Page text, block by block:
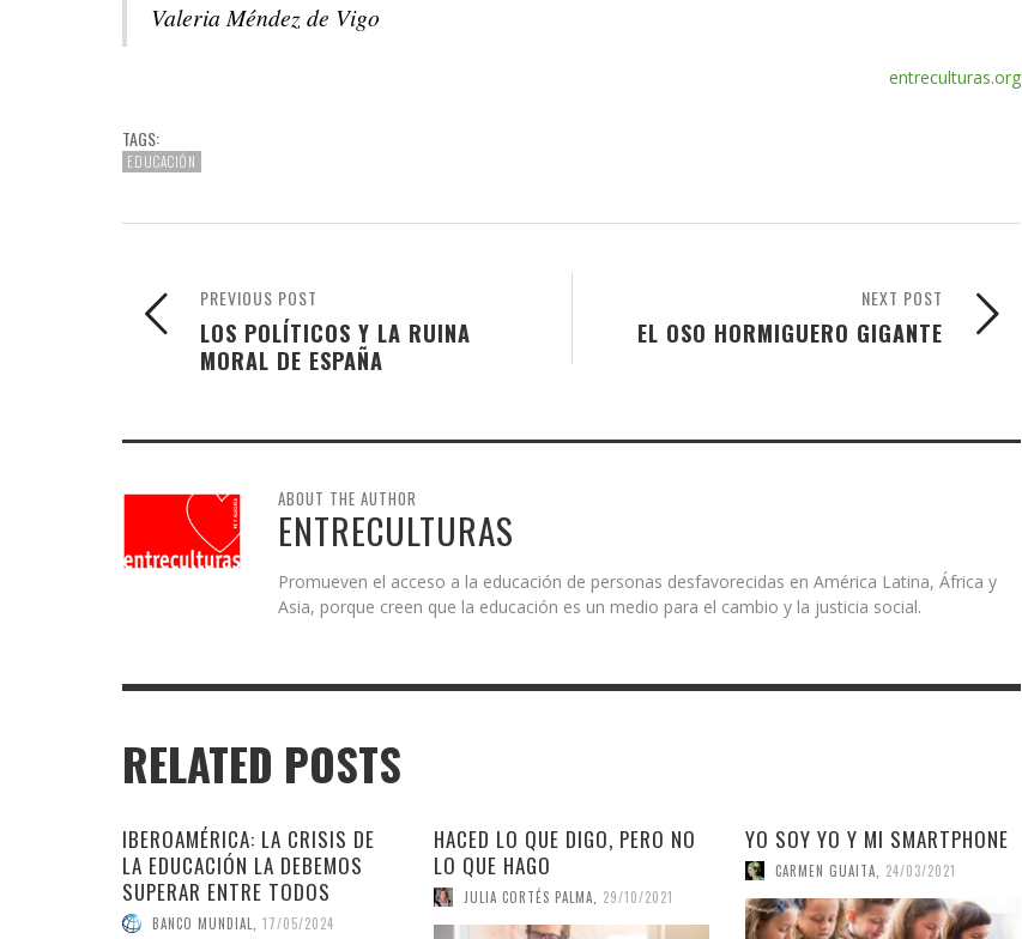
Valeria Méndez de Vigo
entreculturas.org
TAGS:
EDUCACIÓN
NEXT POST
EL OSO HORMIGUERO GIGANTE
PREVIOUS POST
LOS POLÍTICOS Y LA RUINA
MORAL DE ESPAÑA
ABOUT THE AUTHOR
ENTRECULTURAS
Promueven el acceso a la educación de personas desfavorecidas en América Latina, África y
Asia, porque creen que la educación es un medio para el cambio y la justicia social.
RELATED POSTS
IBEROAMÉRICA: LA CRISIS DE
LA EDUCACIÓN LA DEBEMOS
SUPERAR ENTRE TODOS
BANCO MUNDIAL 17/05/2024
HACED LO QUE DIGO, PERO NO
LO QUE HAGO
JULIA CORTÉS PALMA 29/10/2021
YO SOY YO Y MI SMARTPHONE
CARMEN GUAITA 24/03/2021